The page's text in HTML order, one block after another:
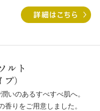
いのあるすべすべ肌へ。
⾹りをご⽤意しました。